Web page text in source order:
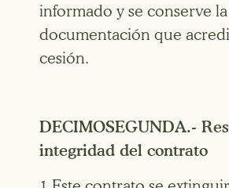
informado y se conserve la
documentación que
cesión.
DECIMOSEGUNDA.-
integridad del contrato